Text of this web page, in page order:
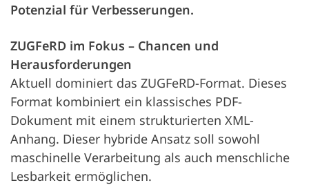
Potenzial für Verbesserungen.
ZUGFeRD im Fokus – Chancen und
Herausforderungen
Aktuell dominiert das ZUGFeRD-Format. Dieses
Format kombiniert ein klassisches PDF-
Dokument mit einem strukturierten XML-
Anhang. Dieser hybride Ansatz soll sowohl
maschinelle Verarbeitung als auch menschliche
Lesbarkeit ermöglichen.